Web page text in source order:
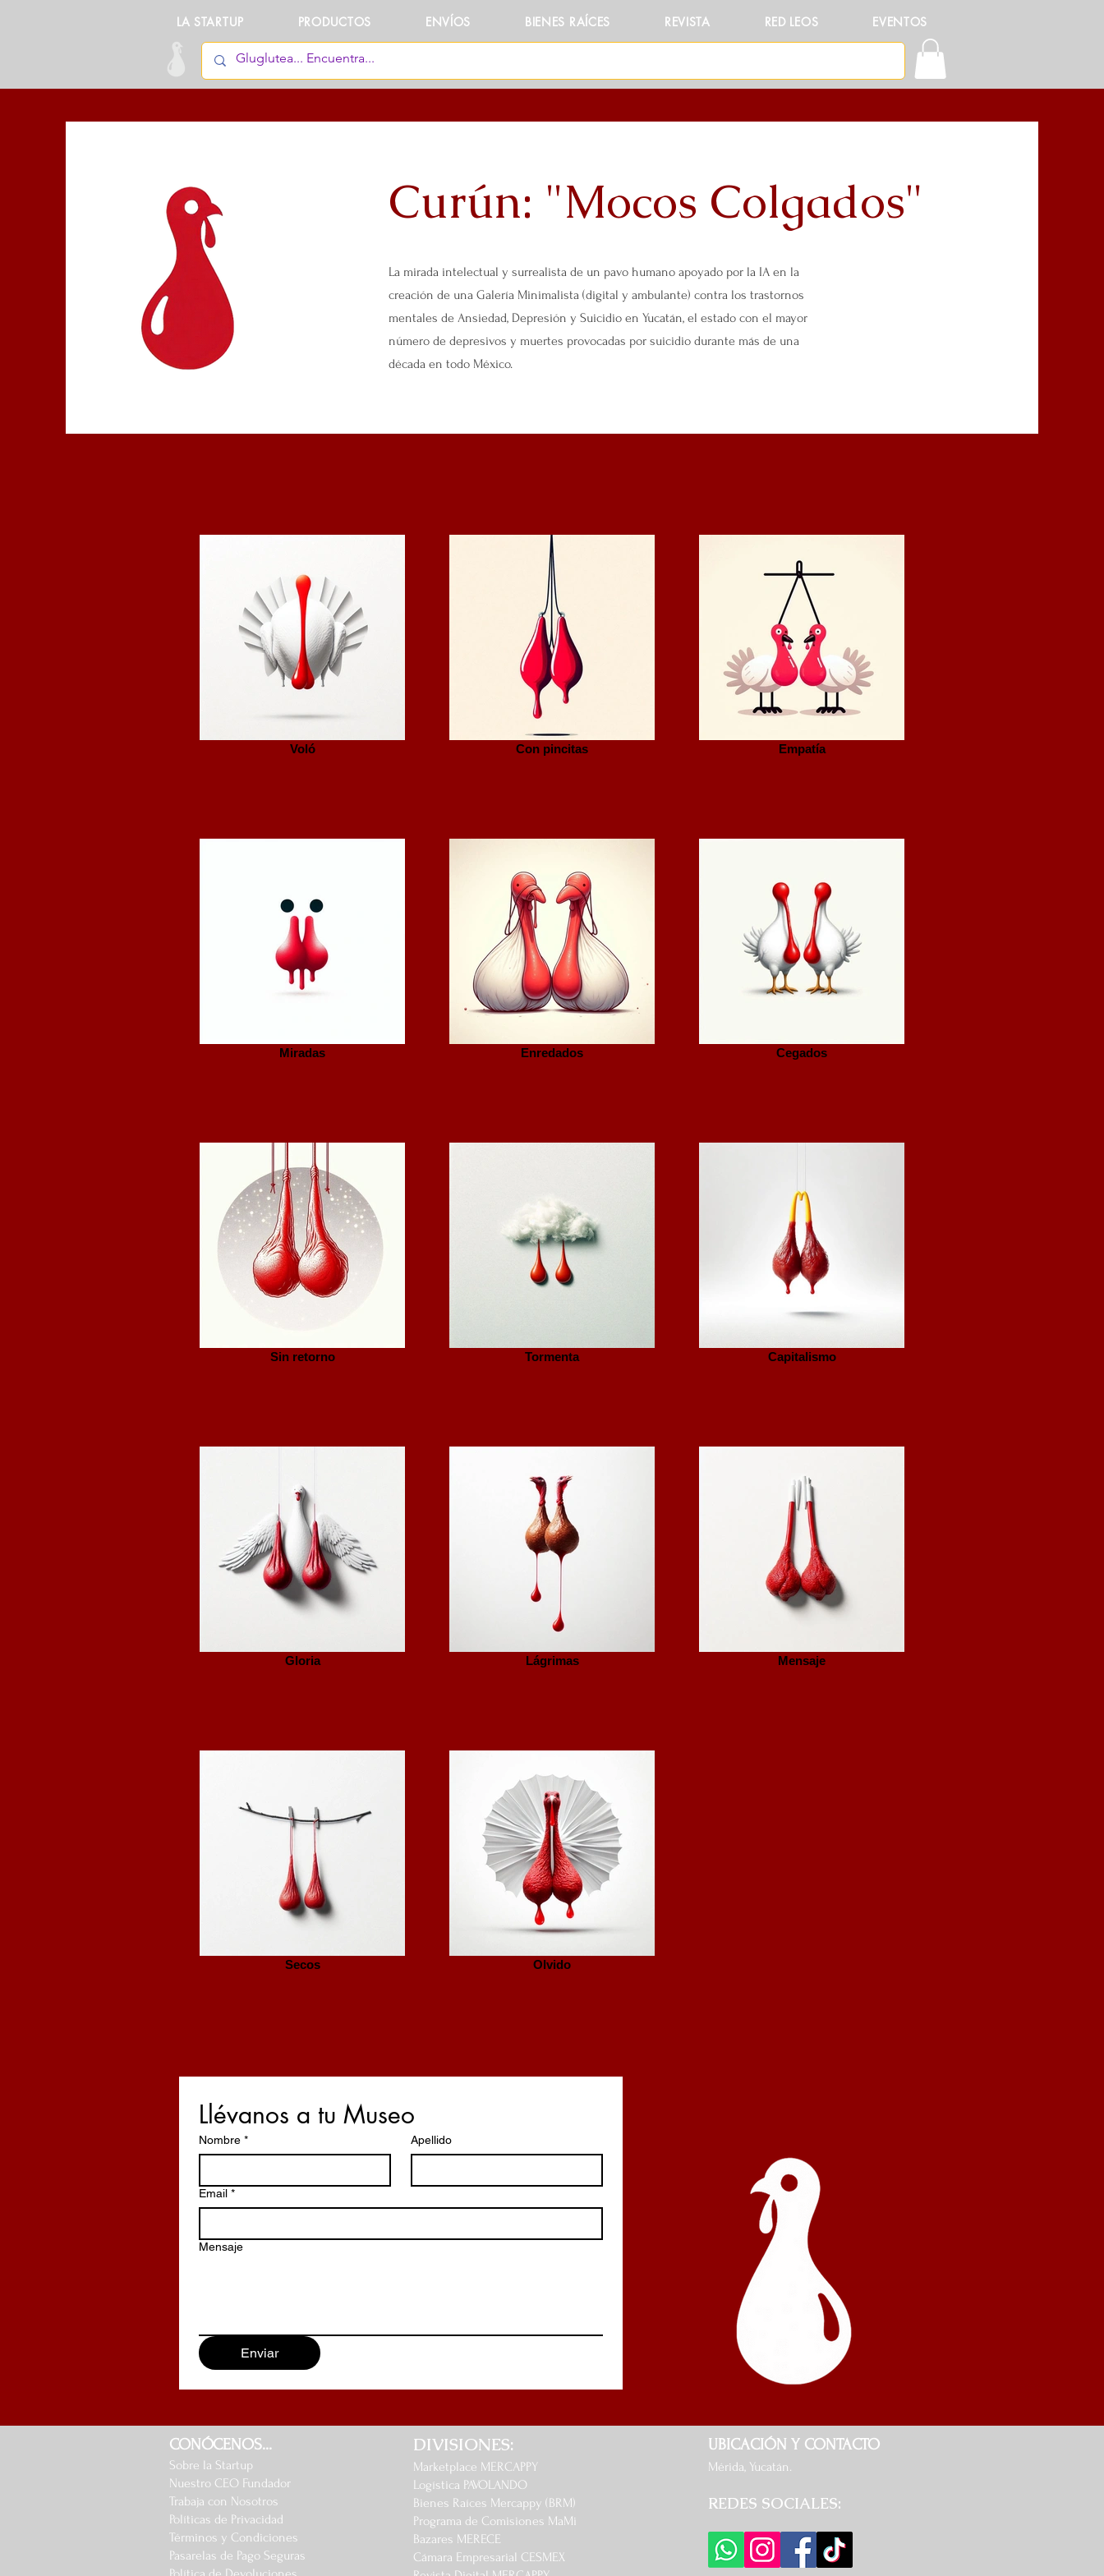
LA STARTUP PRODUCTOS ENVÍOS BIENES RAÍCES REVISTA RED LEOS EVENTOS
Curún: "Mocos Colgados"
La mirada intelectual y surrealista de un pavo humano apoyado por la IA en la
creación de una Galería Minimalista (digital y ambulante) contra los trastornos
mentales de Ansiedad, Depresión y Suicidio en Yucatán, el estado con el mayor
número de depresivos y muertes provocadas por suicidio durante más de una
década en todo México.
Voló Con pincitas Empatía
Miradas Enredados Cegados
Sin retorno Tormenta Capitalismo
Gloria Lágrimas Mensaje
Secos Olvido
Llévanos a tu Museo
Nombre * Apellido
Email *
Mensaje
Enviar
CONÓCENOS...
Sobre la Startup
Nuestro CEO Fundador
Trabaja con Nosotros
Políticas de Privacidad
Términos y Condiciones
Pasarelas de Pago Seguras
DIVISIONES:
Marketplace MERCAPPY
Logística PAVOLANDO
Bienes Raíces Mercappy (BRM)
Programa de Comisiones MaMi
Bazares MERECE
Cámara Empresarial CESMEX
UBICACIÓN Y CONTACTO
Mérida, Yucatán.​​
REDES SOCIALES: